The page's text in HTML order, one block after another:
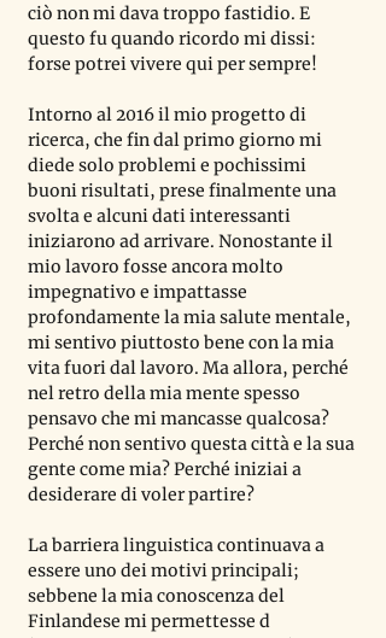
ciò non mi dava troppo fastidio. E
questo fu quando ricordo mi dissi:
forse potrei vivere qui per sempre!
Intorno al 2016 il mio progetto di
ricerca, che fin dal primo giorno mi
diede solo problemi e pochissimi
buoni risultati, prese finalmente una
svolta e alcuni dati interessanti
iniziarono ad arrivare. Nonostante il
mio lavoro fosse ancora molto
impegnativo e impattasse
profondamente la mia salute mentale,
mi sentivo piuttosto bene con la mia
vita fuori dal lavoro. Ma allora, perché
nel retro della mia mente spesso
pensavo che mi mancasse qualcosa?
Perché non sentivo questa città e la sua
gente come mia? Perché iniziai a
desiderare di voler partire?
La barriera linguistica continuava a
essere uno dei motivi principali;
sebbene la mia conoscenza del
Finlandese mi permettesse d